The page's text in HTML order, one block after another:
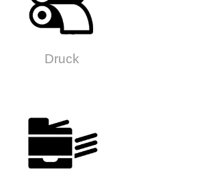
Druck